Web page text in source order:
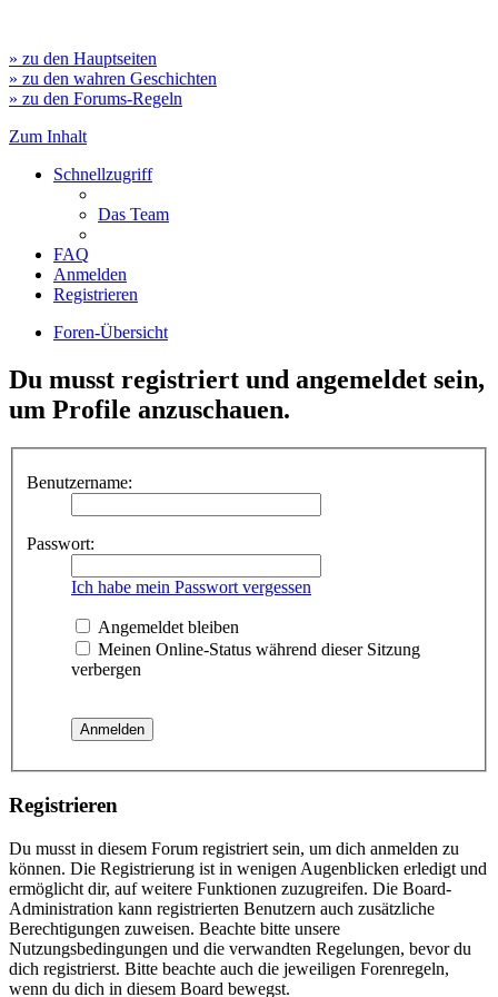
» zu den Hauptseiten
» zu den wahren Geschichten
» zu den Forums-Regeln
Zum Inhalt
Schnellzugriff
Das Team
FAQ
Anmelden
Registrieren
Foren-Übersicht
Du musst registriert und angemeldet sein,
um Profile anzuschauen.
Benutzername:
Passwort:
Ich habe mein Passwort vergessen
Angemeldet bleiben
Meinen Online-Status während dieser Sitzung
verbergen
Registrieren
Du musst in diesem Forum registriert sein, um dich anmelden zu
können. Die Registrierung ist in wenigen Augenblicken erledigt und
ermöglicht dir, auf weitere Funktionen zuzugreifen. Die Board-
Administration kann registrierten Benutzern auch zusätzliche
Berechtigungen zuweisen. Beachte bitte unsere
Nutzungsbedingungen und die verwandten Regelungen, bevor du
dich registrierst. Bitte beachte auch die jeweiligen Forenregeln,
wenn du dich in diesem Board bewegst.